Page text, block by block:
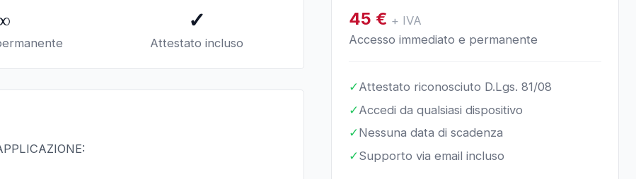
✓
Attestato incluso
45 € + IVA
Accesso immediato e permanente
✓Attestato riconosciuto D.Lgs. 81/08
✓Accedi da qualsiasi dispositivo
✓Nessuna data di scadenza
✓Supporto via email incluso